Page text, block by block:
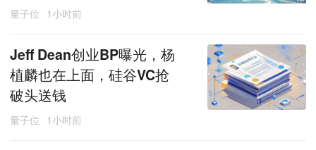
量子位 1小时前
Jeff Dean创业BP曝光，杨
植麟也在上面，硅谷VC抢
破头送钱
量子位 1小时前